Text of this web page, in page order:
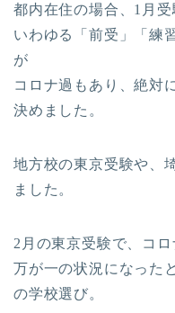
都内在住の場合、1月受
いわゆる「前受」「練
が
コロナ過もあり、絶対
決めました。
地方校の東京受験や、
ました。
2月の東京受験で、コ
万が一の状況になった
の学校選び。